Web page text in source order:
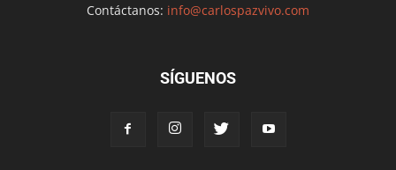
Contáctanos: info@carlospazvivo.com
SÍGUENOS